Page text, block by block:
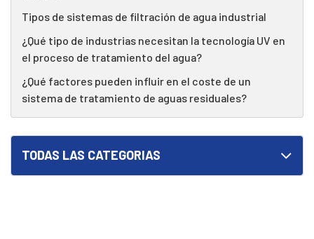
Tipos de sistemas de filtración de agua industrial
¿Qué tipo de industrias necesitan la tecnología UV en
el proceso de tratamiento del agua?
¿Qué factores pueden influir en el coste de un
sistema de tratamiento de aguas residuales?
TODAS LAS CATEGORIAS